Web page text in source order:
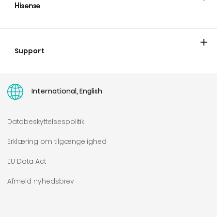
Hisense
Support
International, English
Databeskyttelsespolitik
Erklæring om tilgængelighed
EU Data Act
Afmeld nyhedsbrev